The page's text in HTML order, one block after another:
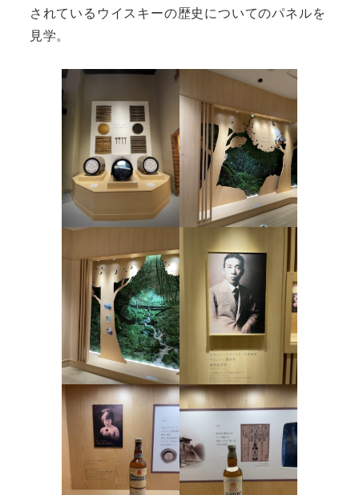
されているウイスキーの歴史についてのパネルを
見学。